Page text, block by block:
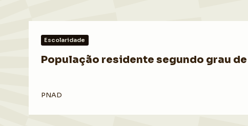
Escolaridade
População residente segundo grau
PNAD